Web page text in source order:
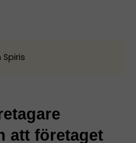
Spiris
att företaget